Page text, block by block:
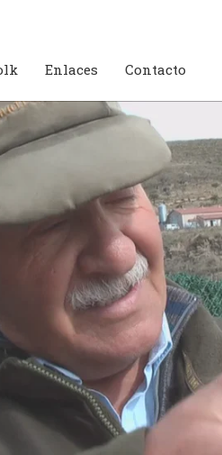
Enlaces Contacto